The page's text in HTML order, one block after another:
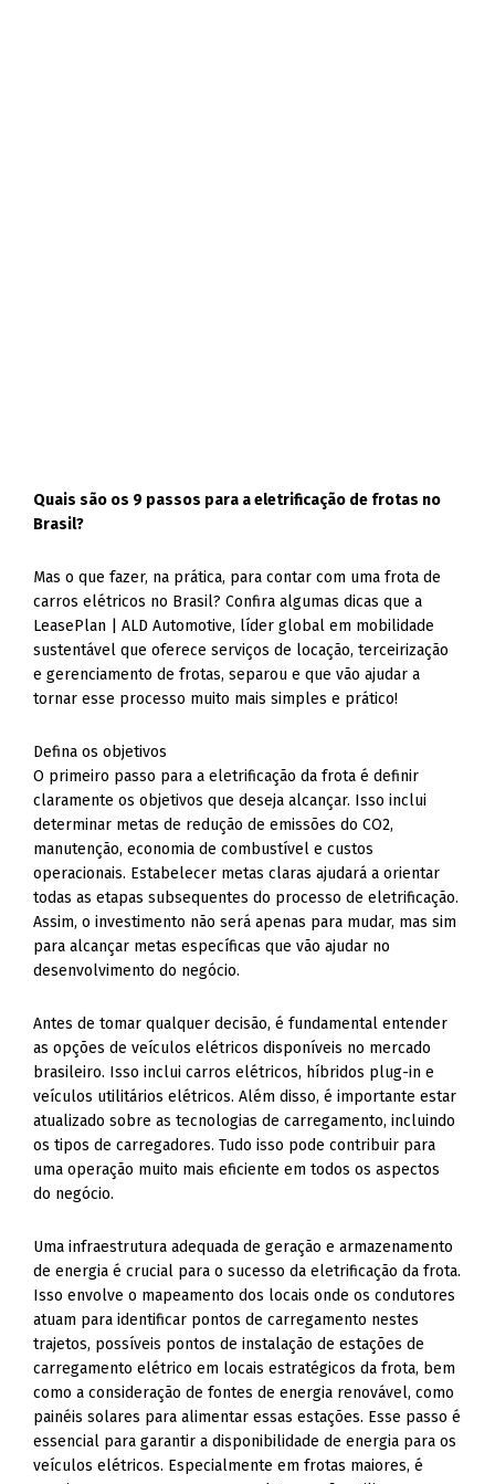
Quais são os 9 passos para a eletrificação de frotas no
Brasil?
Mas o que fazer, na prática, para contar com uma frota de
carros elétricos no Brasil? Confira algumas dicas que a
LeasePlan | ALD Automotive, líder global em mobilidade
sustentável que oferece serviços de locação, terceirização
e gerenciamento de frotas, separou e que vão ajudar a
tornar esse processo muito mais simples e prático!
Defina os objetivos
O primeiro passo para a eletrificação da frota é definir
claramente os objetivos que deseja alcançar. Isso inclui
determinar metas de redução de emissões do CO2,
manutenção, economia de combustível e custos
operacionais. Estabelecer metas claras ajudará a orientar
todas as etapas subsequentes do processo de eletrificação.
Assim, o investimento não será apenas para mudar, mas sim
para alcançar metas específicas que vão ajudar no
desenvolvimento do negócio.
Antes de tomar qualquer decisão, é fundamental entender
as opções de veículos elétricos disponíveis no mercado
brasileiro. Isso inclui carros elétricos, híbridos plug-in e
veículos utilitários elétricos. Além disso, é importante estar
atualizado sobre as tecnologias de carregamento, incluindo
os tipos de carregadores. Tudo isso pode contribuir para
uma operação muito mais eficiente em todos os aspectos
do negócio.
Uma infraestrutura adequada de geração e armazenamento
de energia é crucial para o sucesso da eletrificação da frota.
Isso envolve o mapeamento dos locais onde os condutores
atuam para identificar pontos de carregamento nestes
trajetos, possíveis pontos de instalação de estações de
carregamento elétrico em locais estratégicos da frota, bem
como a consideração de fontes de energia renovável, como
painéis solares para alimentar essas estações. Esse passo é
essencial para garantir a disponibilidade de energia para os
veículos elétricos. Especialmente em frotas maiores, é